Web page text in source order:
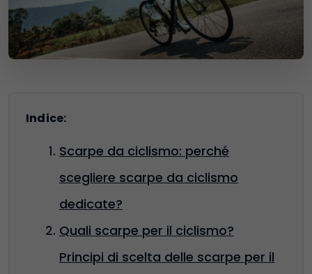
Indice:
Scarpe da ciclismo: perché
scegliere scarpe da ciclismo
dedicate?
Quali scarpe per il ciclismo?
Principi di scelta delle scarpe per il